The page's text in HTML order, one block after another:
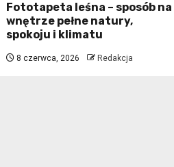
​Fototapeta leśna – sposób na
wnętrze pełne natury,
spokoju i klimatu
8 czerwca, 2026 Redakcja